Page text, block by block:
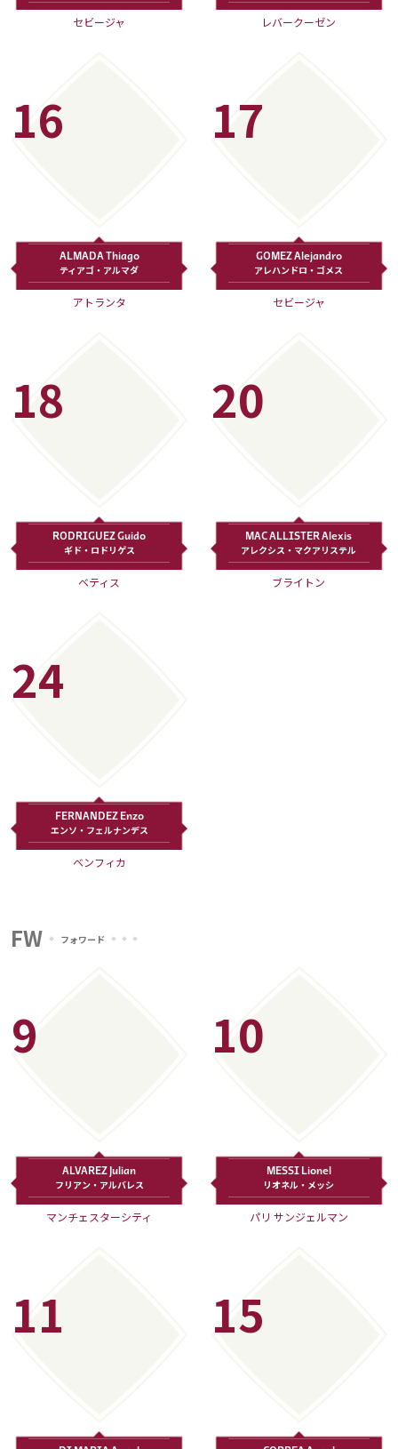
セビージャ レバークーゼン
16
ALMADA Thiago
ティアゴ・アルマダ
アトランタ
17
GOMEZ Alejandro
アレハンドロ・ゴメス
セビージャ
18
RODRIGUEZ Guido
ギド・ロドリゲス
ベティス
20
MAC ALLISTER Alexis
アレクシス・マクアリステル
ブライトン
24
FERNANDEZ Enzo
エンソ・フェルナンデス
ベンフィカ
FW フォワード
9
ALVAREZ Julian
フリアン・アルバレス
マンチェスターシティ
10
MESSI Lionel
リオネル・メッシ
パリ サンジェルマン
11 15